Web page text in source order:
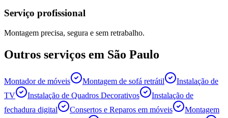
Serviço profissional
Montagem precisa, segura e sem retrabalho.
Outros serviços em São Paulo
Montador de móveis Montagem de sofá retrátil
Instalação de
TV
Instalação de Quadros Decorativos
Instalação de
fechadura digital
Consertos e Reparos em móveis
Montagem